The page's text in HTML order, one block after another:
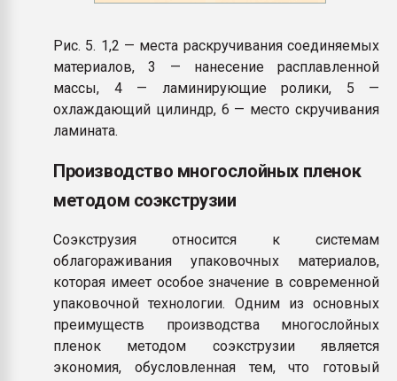
Рис. 5. 1,2 — места раскручивания соединяемых
материалов, 3 — нанесение расплавленной
массы, 4 — ламинирующие ролики, 5 —
охлаждающий цилиндр, 6 — место скручивания
ламината.
Производство многослойных пленок
методом соэкструзии
Соэкструзия относится к системам
облагораживания упаковочных материалов,
которая имеет особое значение в современной
упаковочной технологии. Одним из основных
преимуществ производства многослойных
пленок методом соэкструзии является
экономия, обусловленная тем, что готовый